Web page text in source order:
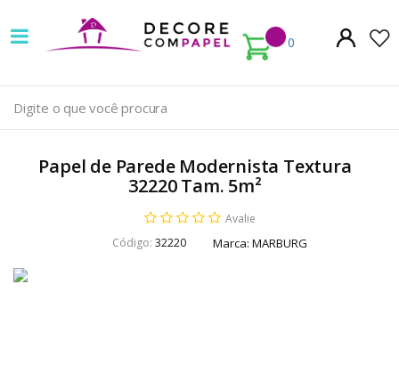
0
Decore
com
papel
é
pioneira
venda
Papel de Parede Modernista Textura
32220 Tam. 5m²
Avalie
Código: 32220 Marca: MARBURG